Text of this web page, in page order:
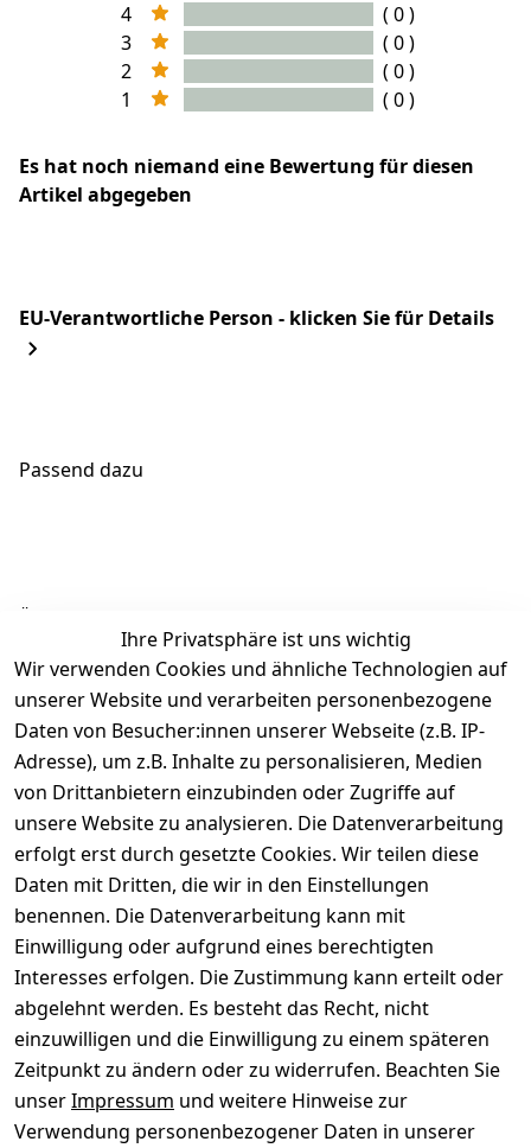
4
( 0 )
3
( 0 )
2
( 0 )
1
( 0 )
Es hat noch niemand eine Bewertung für diesen
Artikel abgegeben
EU-Verantwortliche Person - klicken Sie für Details
Passend dazu
Ähnliche Produkte
Ihre Privatsphäre ist uns wichtig
Wir verwenden Cookies und ähnliche Technologien auf
unserer Website und verarbeiten personenbezogene
Daten von Besucher:innen unserer Webseite (z.B. IP-
Adresse), um z.B. Inhalte zu personalisieren, Medien
von Drittanbietern einzubinden oder Zugriffe auf
unsere Website zu analysieren. Die Datenverarbeitung
erfolgt erst durch gesetzte Cookies. Wir teilen diese
Daten mit Dritten, die wir in den Einstellungen
benennen. Die Datenverarbeitung kann mit
Einwilligung oder aufgrund eines berechtigten
Interesses erfolgen. Die Zustimmung kann erteilt oder
abgelehnt werden. Es besteht das Recht, nicht
einzuwilligen und die Einwilligung zu einem späteren
Zeitpunkt zu ändern oder zu widerrufen. Beachten Sie
unserImpressum und weitere Hinweise zur
Verwendung personenbezogener Daten in unserer
Rechtliches
AGB
Impressum
Datenschutze
rklärung
Barrierefreihe
itserklärung
Widerrufsrec
ht
Über uns
Kontakt
Registrieren
Kataloge zum
Download
Pflege &
Kundendienst
Kiefermöbel
Hilfe
Wir
versenden
mit
Zahle
bequem per